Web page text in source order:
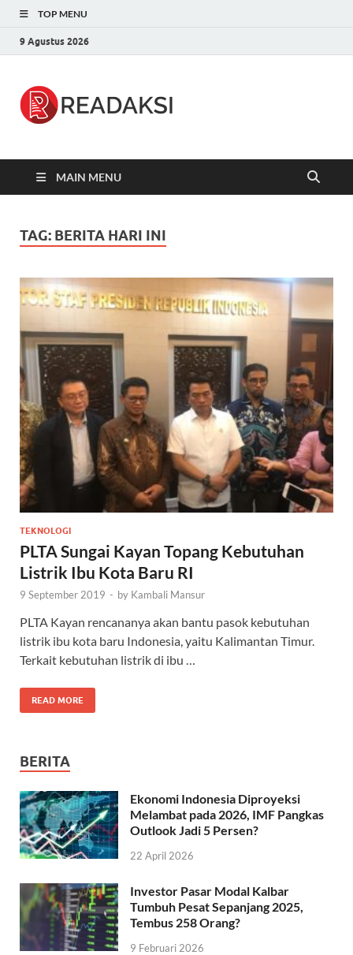
TOP MENU
9 Agustus 2026
MAIN MENU
TAG: BERITA HARI INI
TEKNOLOGI
PLTA Sungai Kayan Topang Kebutuhan
Listrik Ibu Kota Baru RI
9 September 2019 - by Kambali Mansur
PLTA Kayan rencananya akan bantu pasok kebutuhan
listrik ibu kota baru Indonesia, yaitu Kalimantan Timur.
Terkait kebutuhan listrik di ibu …
READ MORE
BERITA
Ekonomi Indonesia Diproyeksi
Melambat pada 2026, IMF Pangkas
Outlook Jadi 5 Persen?
22 April 2026
Investor Pasar Modal Kalbar
Tumbuh Pesat Sepanjang 2025,
Tembus 258 Orang?
9 Februari 2026